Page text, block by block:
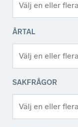
ÅRTAL
SAKFRÅGOR